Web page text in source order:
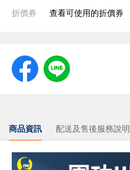
折價券 查看可使用的折價券
商品資訊 配送及售後服務說明